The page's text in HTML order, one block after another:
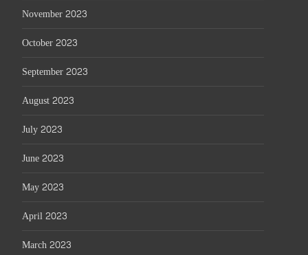
November 2023
October 2023
September 2023
August 2023
July 2023
June 2023
May 2023
April 2023
March 2023